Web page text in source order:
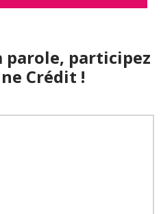
parole, participez
Crédit !